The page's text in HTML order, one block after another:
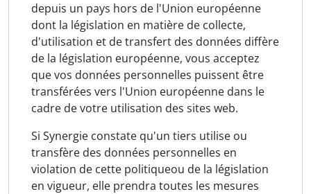
depuis un pays hors de l'Union européenne
dont la législation en matière de collecte,
d'utilisation et de transfert des données diffère
de la législation européenne, vous acceptez
que vos données personnelles puissent être
transférées vers l'Union européenne dans le
cadre de votre utilisation des sites web.
Si Synergie constate qu'un tiers utilise ou
transfère des données personnelles en
violation de cette politiqueou de la législation
en vigueur, elle prendra toutes les mesures